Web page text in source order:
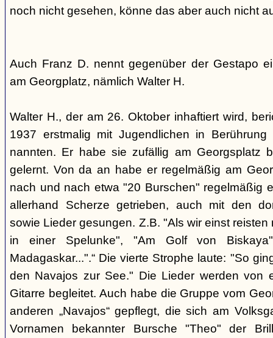
noch nicht gesehen, könne das aber auch nicht
Auch Franz D. nennt gegenüber der Gestapo
am Georgplatz, nämlich Walter H.
Walter H., der am 26. Oktober inhaftiert wird,
1937 erstmalig mit Jugendlichen in
nannten. Er habe sie zufällig am Georgsplatz
gelernt. Von da an habe er regelmäßig am
nach und nach etwa "20 Burschen" regelmäßig
allerhand Scherze getrieben, auch mit den
sowie Lieder gesungen. Z.B. "Als wir einst
in einer Spelunke", "Am Golf von
Madagaskar...".“ Die vierte Strophe laute: "So
den Navajos zur See." Die Lieder werden von
Gitarre begleitet. Auch habe die Gruppe vom
anderen „Navajos“ gepflegt, die sich am
Vornamen bekannter Bursche "Theo" der